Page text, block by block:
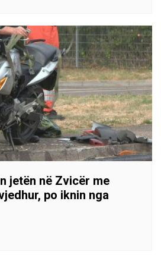
jetën në Zvicër me
po iknin nga